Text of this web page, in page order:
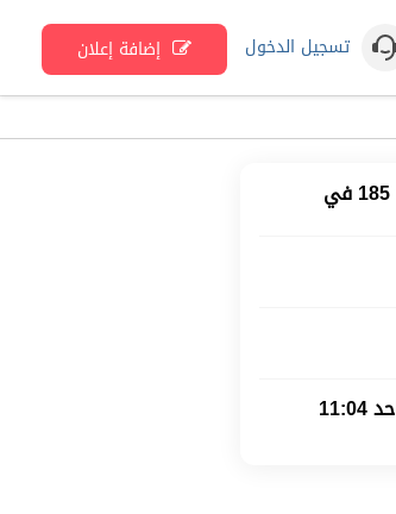
تسجيل الدخول إضافة إعلان
مشاهدات: 185 في